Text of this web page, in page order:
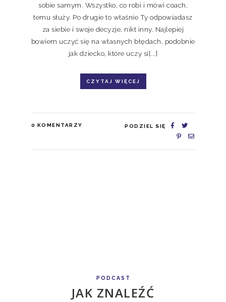
sobie samym. Wszystko, co robi i mówi coach,
temu służy. Po drugie to właśnie Ty odpowiadasz
za siebie i swoje decyzje, nikt inny. Najlepiej
bowiem uczyć się na własnych błędach, podobnie
jak dziecko, które uczy si[...]
CZYTAJ WIĘCEJ
0 KOMENTARZY PODZIEL SIĘ
PODCAST
JAK ZNALEŹĆ